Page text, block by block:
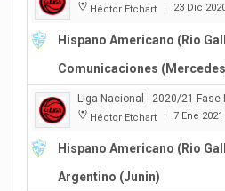
Héctor Etchart | 23 Dic
Hispano Americano (Rio
Comunicaciones
Liga Nacional - 2020/21 Fase
Héctor Etchart | 7 Ene 2021
Hispano Americano (Rio
Argentino (Junin)